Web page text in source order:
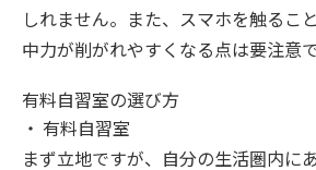
しれません。また、スマホを触るこ
中力が削がれやすくなる点は要注意で
有料自習室の選び方
・ 有料自習室
まず立地ですが、自分の生活圏内に